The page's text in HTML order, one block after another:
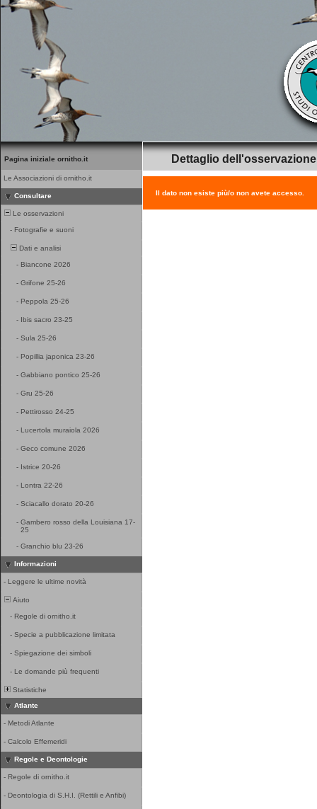
Pagina iniziale ornitho.it
Le Associazioni di ornitho.it
Consultare
Le osservazioni
- Fotografie e suoni
Dati e analisi
- Biancone 2026
- Grifone 25-26
- Peppola 25-26
- Ibis sacro 23-25
- Sula 25-26
- Popillia japonica 23-26
- Gabbiano pontico 25-26
- Gru 25-26
- Pettirosso 24-25
- Lucertola muraiola 2026
- Geco comune 2026
- Istrice 20-26
- Lontra 22-26
- Sciacallo dorato 20-26
- Gambero rosso della Louisiana 17-
25
- Granchio blu 23-26
Informazioni
- Leggere le ultime novità
Aiuto
- Regole di ornitho.it
- Specie a pubblicazione limitata
- Spiegazione dei simboli
- Le domande più frequenti
Statistiche
Atlante
- Metodi Atlante
- Calcolo Effemeridi
Regole e Deontologie
- Regole di ornitho.it
- Deontologia di S.H.I. (Rettili e Anfibi)
Dettaglio dell'osservazione
Il dato non esiste più/o non avete accesso.